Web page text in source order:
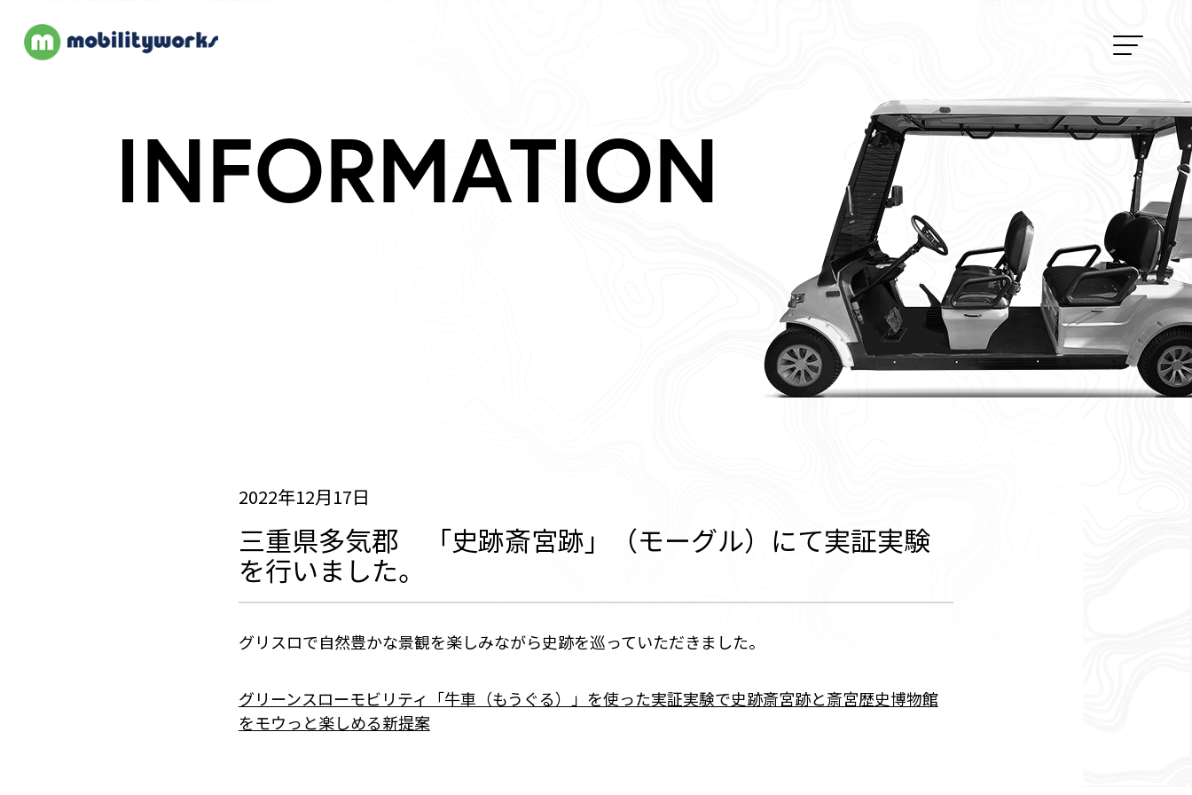
INFORMATION
2022年12月17日
三重県多気郡 「史跡斎宮跡」（モーグル）にて実証実験
を行いました。
グリスロで自然豊かな景観を楽しみながら史跡を巡っていただきました。
グリーンスローモビリティ「牛車（もうぐる）」を使った実証実験で史跡斎宮跡と斎宮歴史博物館
をモウっと楽しめる新提案